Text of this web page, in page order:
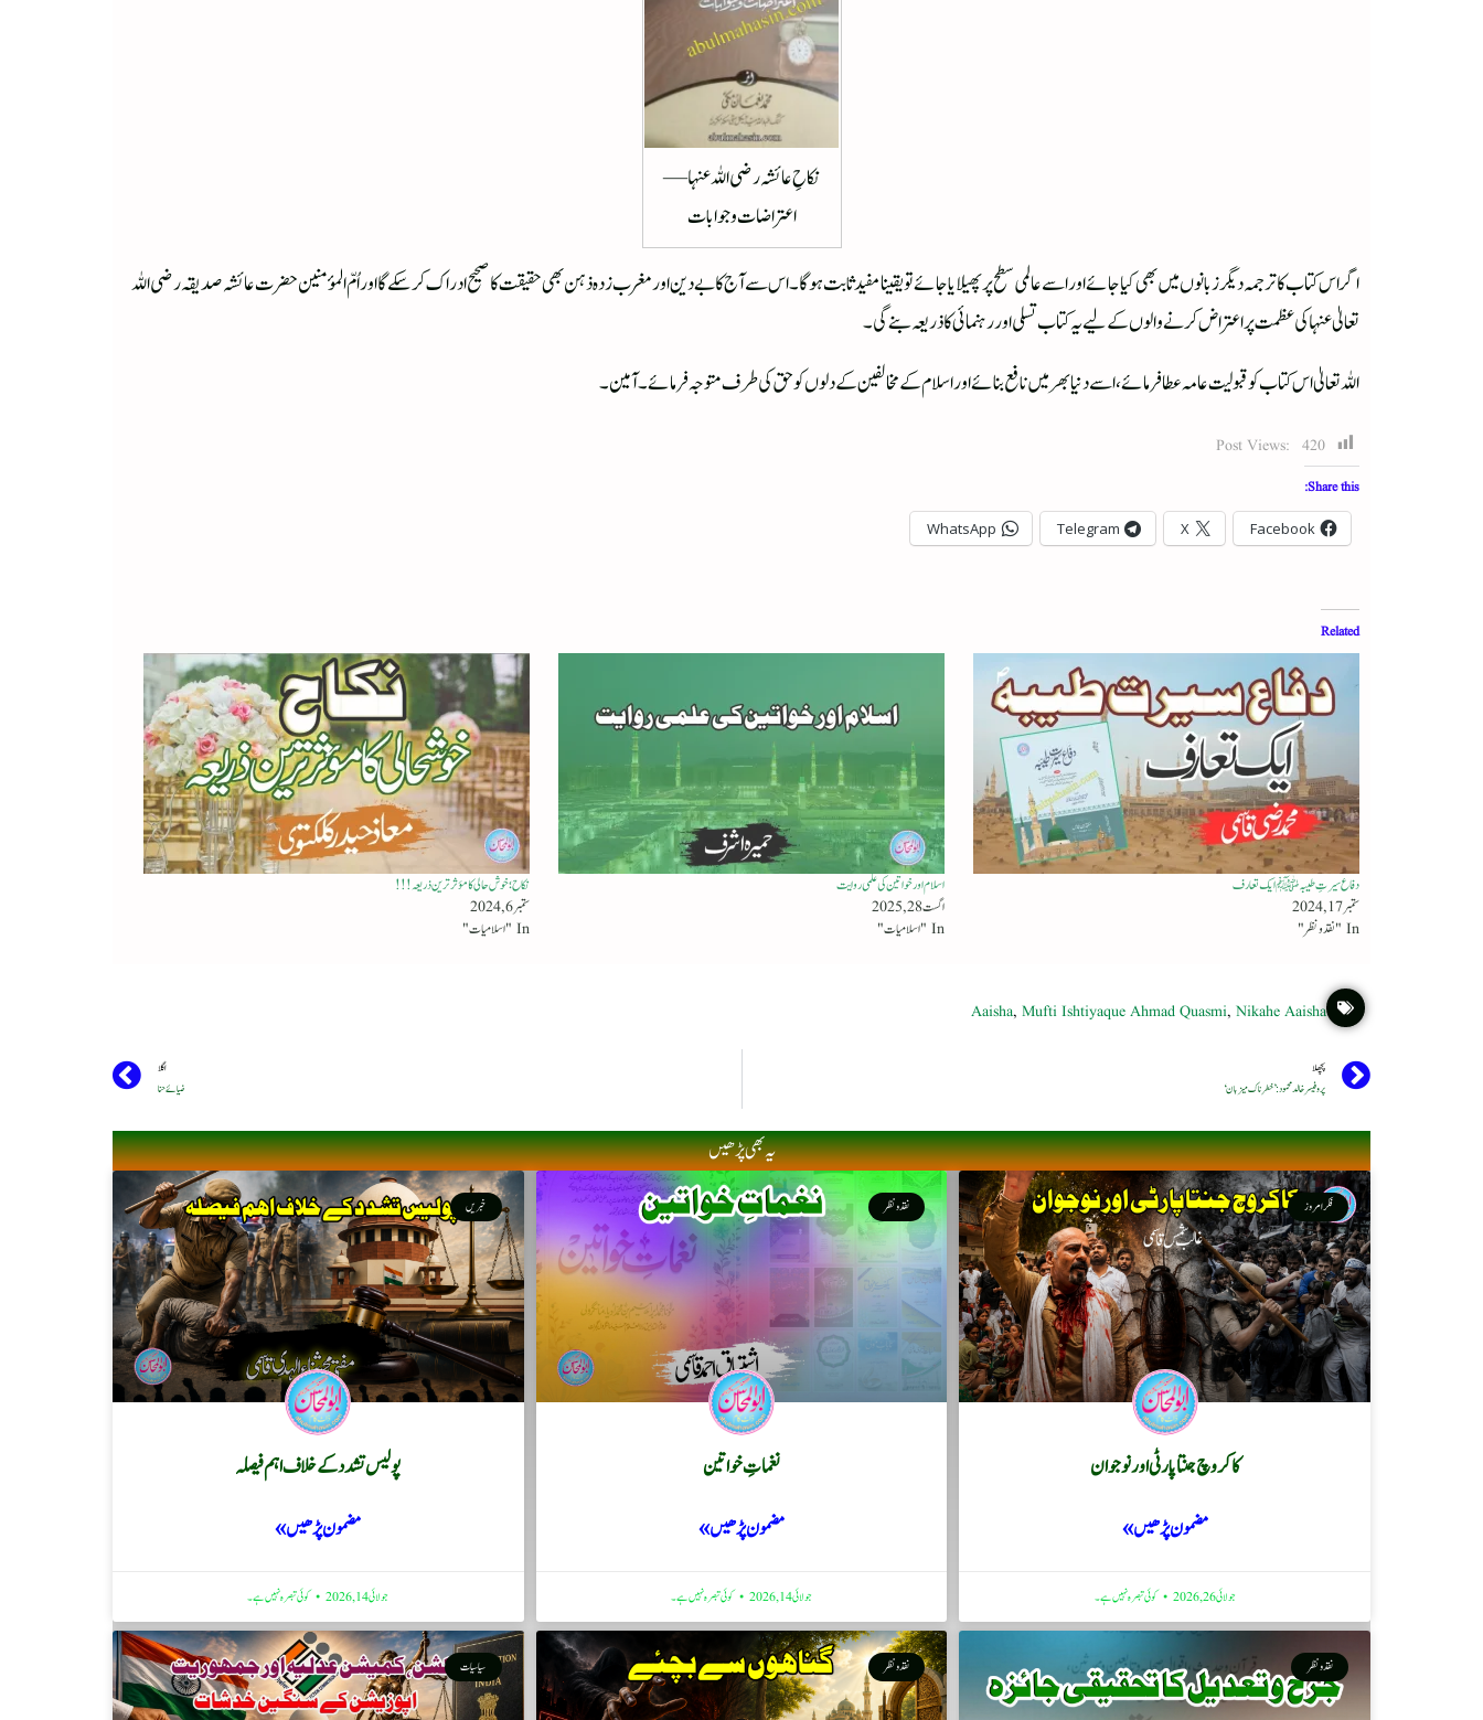
نکاحِ عائشہ رضی اللہ عنہا —
اعتراضات و جوابات
اگر اس کتاب کا ترجمہ دیگر زبانوں میں بھی کیا جائے اور اسے عالمی سطح پر پھیلایا جائے تو یقینا مفید ثابت ہوگا۔ اس سے آج کا بے دین اور مغرب زدہ ذہن بھی حقیقت کا صحیح ادراک کر سکے گا اور اُمّ المؤمنین حضرت عائشہ صدیقہ رضی اللہ
تعالیٰ عنہا کی عظمت پر اعتراض کرنے والوں کے لیے یہ کتاب تسلی اور رہنمائی کا ذریعہ بنے گی۔
اللہ تعالیٰ اس کتاب کو قبولیت عامہ عطا فرمائے، اسے دنیا بھر میں نافع بنائے اور اسلام کے مخالفین کے دلوں کو حق کی طرف متوجہ فرمائے۔ آمین۔
Post Views: 420
Share this:
Facebook
X
Telegram
WhatsApp
Related
دفاع سیرتِ طیبہﷺ ایك تعارف
ستمبر 17, 2024
In "نقد ونظر"
اسلام اور خواتین کی علمی روایت
اگست 28, 2025
In "اسلامیات"
نکاح ؛خوش حالی کا مؤثر ترین ذریعہ !!!
ستمبر 6, 2024
In "اسلامیات"
Aaisha, Mufti Ishtiyaque Ahmad Quasmi, Nikahe Aaisha
پچھلا
پروفیسر خالد محمود: ’خطرناک میزبان‘
اگلا
ضیائے حنا
یہ بھی پڑھیں
فکر امروز
کاکروچ جنتا پارٹی اور نوجوان
مضمون پڑھیں »
جولائی 26, 2026 کوئی تبصرہ نہیں ہے۔
نقد ونظر
نغماتِ خواتین
مضمون پڑھیں »
جولائی 14, 2026 کوئی تبصرہ نہیں ہے۔
خبریں
پولیس تشدد کے خلاف اہم فیصلہ
مضمون پڑھیں »
جولائی 14, 2026 کوئی تبصرہ نہیں ہے۔
نقد ونظر نقد ونظر سیاسیات